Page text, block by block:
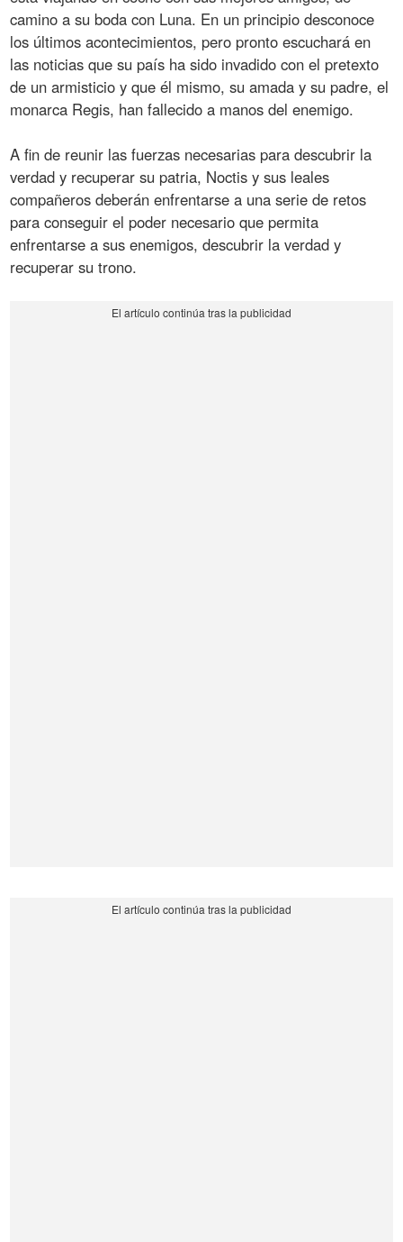
camino a su boda con Luna. En un principio desconoce
los últimos acontecimientos, pero pronto escuchará en
las noticias que su país ha sido invadido con el pretexto
de un armisticio y que él mismo, su amada y su padre, el
monarca Regis, han fallecido a manos del enemigo.
A fin de reunir las fuerzas necesarias para descubrir la
verdad y recuperar su patria, Noctis y sus leales
compañeros deberán enfrentarse a una serie de retos
para conseguir el poder necesario que permita
enfrentarse a sus enemigos, descubrir la verdad y
recuperar su trono.